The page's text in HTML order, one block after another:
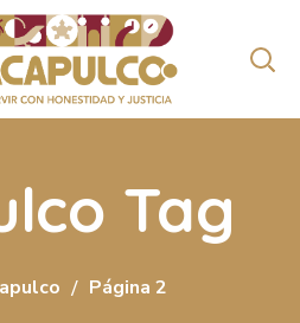
Tag
Página 2